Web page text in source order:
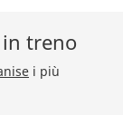
treno
i più